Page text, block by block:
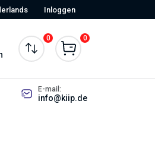
Inloggen
0 0
E-mail:
info@kiip.de